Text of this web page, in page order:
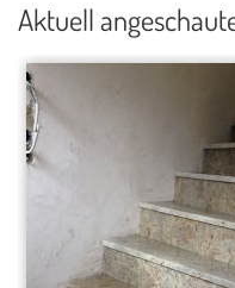
Aktuell